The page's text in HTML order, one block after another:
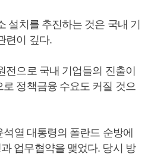
설치를 추진하는 것은 국내 기
련이 깊다.
전으로 국내 기업들의 진출이
정책금융 수요도 커질 것으
열 대통령의 폴란드 순방에
업무협약을 맺었다. 당시 방